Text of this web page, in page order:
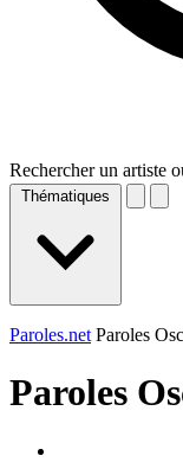
Rechercher un artiste
Thématiques
Paroles.net Paroles
Paroles